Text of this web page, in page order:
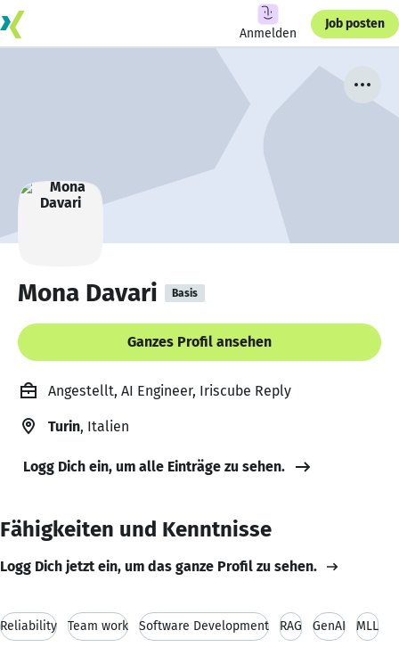
Anmelden
Job posten
Mona Davari Basis
Ganzes Profil ansehen
Angestellt, AI Engineer, Iriscube Reply
Turin, Italien
Logg Dich ein, um alle Einträge zu sehen.
Fähigkeiten und Kenntnisse
Logg Dich jetzt ein, um das ganze Profil zu sehen.
Reliability Team work Software Development RAG GenAI MLL